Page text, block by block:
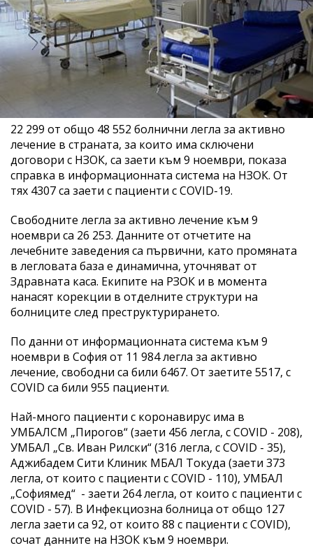
22 299 от общо 48 552 болнични легла за активно
лечение в страната, за които има сключени
договори с НЗОК, са заети към 9 ноември, показа
справка в информационната система на НЗОК. От
тях 4307 са заети с пациенти с COVID-19.
Свободните легла за активно лечение към 9
ноември са 26 253. Данните от отчетите на
лечебните заведения са първични, като промяната
в легловата база е динамична, уточняват от
Здравната каса. Екипите на РЗОК и в момента
нанасят корекции в отделните структури на
болниците след преструктурирането.
По данни от информационната система към 9
ноември в София от 11 984 легла за активно
лечение, свободни са били 6467. От заетите 5517, с
COVID са били 955 пациенти.
Най-много пациенти с коронавирус има в
УМБАЛСМ „Пирогов“ (заети 456 легла, с COVID - 208),
УМБАЛ „Св. Иван Рилски“ (316 легла, с COVID - 35),
Аджибадем Сити Клиник МБАЛ Токуда (заети 373
легла, от които с пациенти с COVID - 110), УМБАЛ
„Софиямед“ - заети 264 легла, от които с пациенти с
COVID - 57). В Инфекциозна болница от общо 127
легла заети са 92, от които 88 с пациенти с COVID),
сочат данните на НЗОК към 9 ноември.